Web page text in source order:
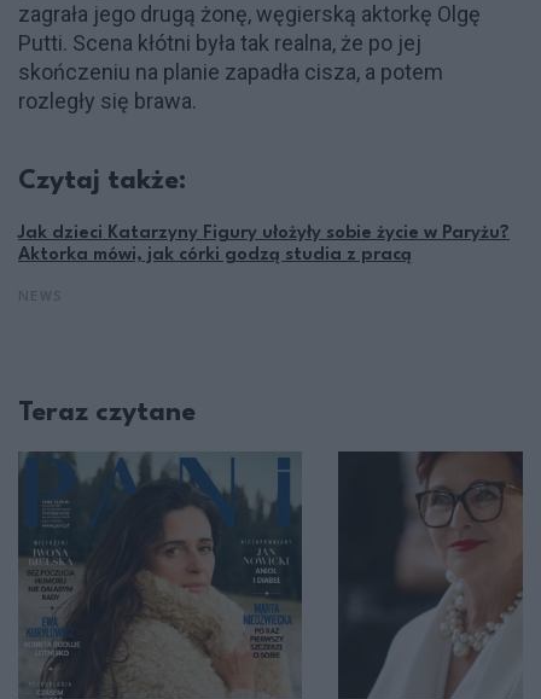
zagrała jego drugą żonę, węgierską aktorkę Olgę
Putti. Scena kłótni była tak realna, że po jej
skończeniu na planie zapadła cisza, a potem
rozległy się brawa.
Czytaj także:
Jak dzieci Katarzyny Figury ułożyły sobie życie w Paryżu?
Aktorka mówi, jak córki godzą studia z pracą
Teraz czytane